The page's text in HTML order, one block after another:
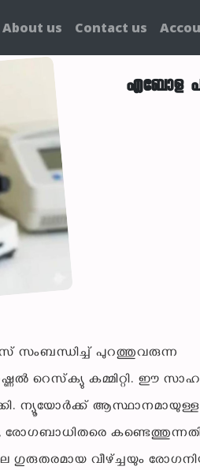
About us Contact us
എബോള
സംബന്ധിച്ച് പുറത്തുവരുന്ന
റെസ്‌ക്യു കമ്മിറ്റി. ഈ
ന്യൂയോര്‍ക്ക് ആസ്ഥാനമായുള്ള
ഗുരുതരമായ വീഴ്ച്ചയും